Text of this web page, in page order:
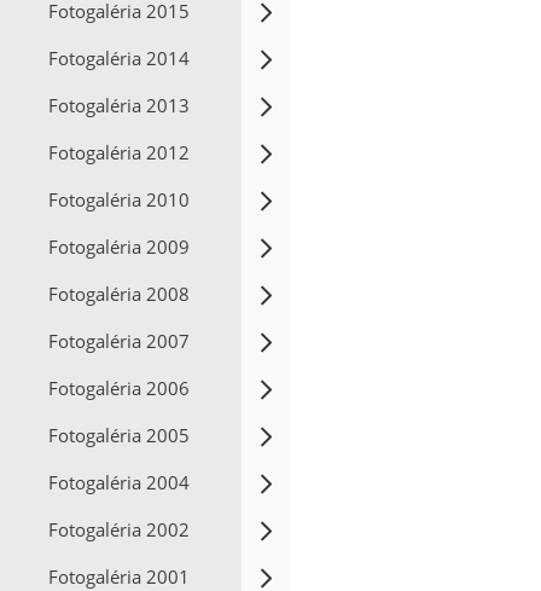
Fotogaléria 2015
Fotogaléria 2014
Fotogaléria 2013
Fotogaléria 2012
Fotogaléria 2010
Fotogaléria 2009
Fotogaléria 2008
Fotogaléria 2007
Fotogaléria 2006
Fotogaléria 2005
Fotogaléria 2004
Fotogaléria 2002
Fotogaléria 2001